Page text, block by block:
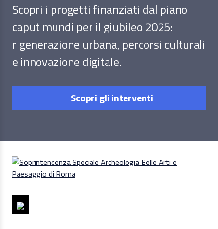
Scopri i progetti finanziati dal piano
caput mundi per il giubileo 2025:
rigenerazione urbana, percorsi culturali
e innovazione digitale.
Scopri gli interventi